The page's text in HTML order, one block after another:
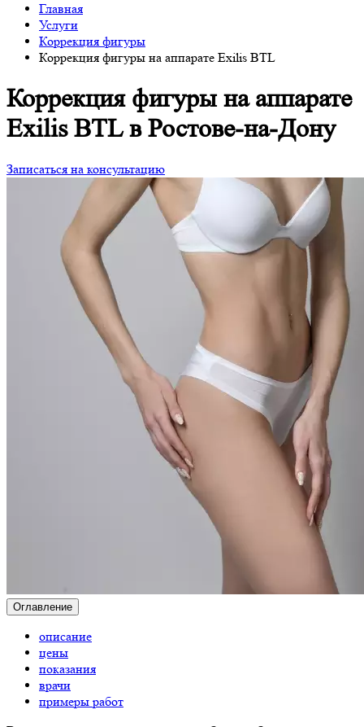
Главная
Услуги
Коррекция фигуры
Коррекция фигуры на аппарате Exilis BTL
Коррекция фигуры на аппарате
Exilis BTLв Ростове-на-Дону
Записаться на консультацию
Оглавление
описание
цены
показания
врачи
примеры работ